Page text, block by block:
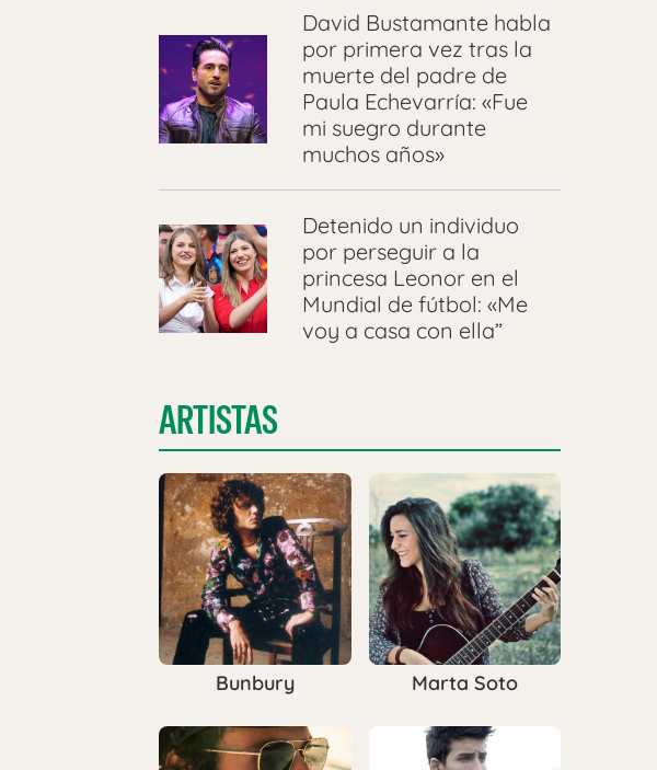
David Bustamante habla
por primera vez tras la
muerte del padre de
Paula Echevarría: «Fue
mi suegro durante
muchos años»
Detenido un individuo
por perseguir a la
princesa Leonor en el
Mundial de fútbol: «Me
voy a casa con ella”
ARTISTAS
Bunbury Marta Soto